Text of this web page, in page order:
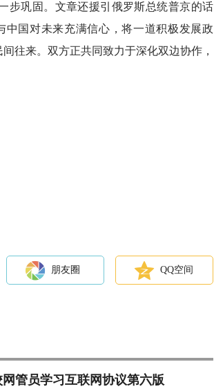
步巩固。文章还援引俄罗斯总统普京的话
国对未来充满信心，将一道积极发展政
往来。双方正共同致力于深化双边协作，
朋友圈 QQ空间
管员学习互联网协议第六版